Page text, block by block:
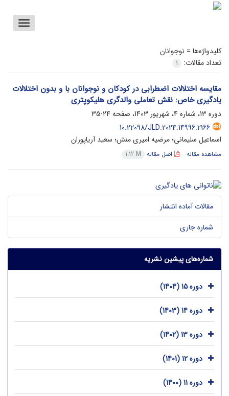
Toggle
کلیدواژه‌ها = نوجوانان
تعداد مقالات:
1
مقایسه اختلالات اضطرابی در کودکان و نوجوانان با و بدون اختلالات
یادگیری خاص: نقش تعاملی والدگری هلیکوپتری
دوره 13، شماره 4، شهریور 1403، صفحه
24-35
10.22098/JLD.2024.14996.2166
اسماعیل سلیمانی؛ مرضیه امیری منش؛ سعید آریاپوران
مشاهده مقاله اصل مقاله 1.12 M
مقالات آماده انتشار
شماره جاری
شماره‌های پیشین نشریه
دوره 15 (1404)
دوره 14 (1403)
دوره 13 (1402)
دوره 12 (1401)
دوره 11 (1400)